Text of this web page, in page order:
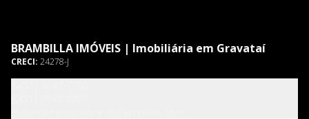
BRAMBILLA IMÓVEIS | Imobiliária em Gravataí
CRECI: 24278-J